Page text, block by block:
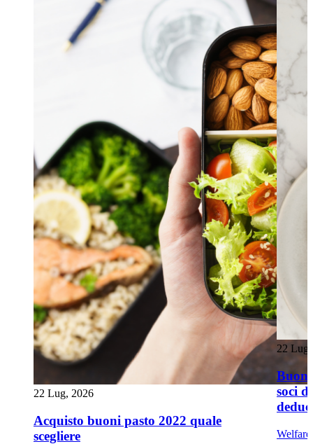
22 Lug, 2026
Acquisto buoni pasto 2022 quale
scegliere
22
soci